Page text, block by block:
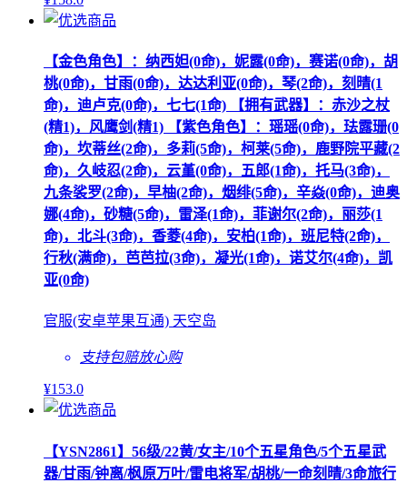
【金色角色】：纳西妲(0命)，妮露(0命)，赛诺(0命)，胡
桃(0命)，甘雨(0命)，达达利亚(0命)，琴(2命)，刻晴(1
命)，迪卢克(0命)，七七(1命) 【拥有武器】：赤沙之杖
(精1)，风鹰剑(精1) 【紫色角色】：瑶瑶(0命)，珐露珊(0
命)，坎蒂丝(2命)，多莉(5命)，柯莱(5命)，鹿野院平藏(2
命)，久岐忍(2命)，云堇(0命)，五郎(1命)，托马(3命)，
九条裟罗(2命)，早柚(2命)，烟绯(5命)，辛焱(0命)，迪奥
娜(4命)，砂糖(5命)，雷泽(1命)，菲谢尔(2命)，丽莎(1
命)，北斗(3命)，香菱(4命)，安柏(1命)，班尼特(2命)，
行秋(满命)，芭芭拉(3命)，凝光(1命)，诺艾尔(4命)，凯
亚(0命)
官服(安卓苹果互通) 天空岛
支持包赔放心购
¥153.0
【YSN2861】56级/22黄/女主/10个五星角色/5个五星武
器/甘雨/钟离/枫原万叶/雷电将军/胡桃/一命刻晴/3命旅行